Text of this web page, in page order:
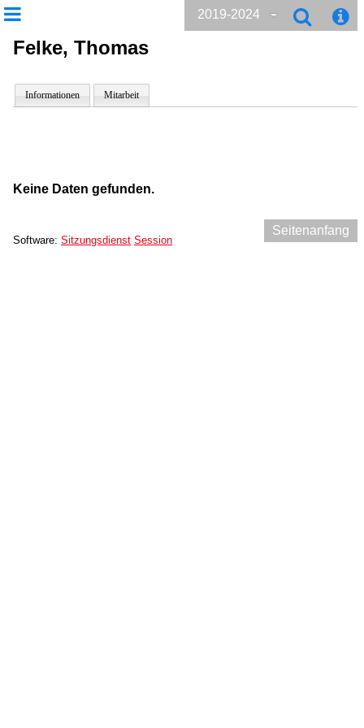
2019-2024
Felke, Thomas
Informationen Mitarbeit
Keine Daten gefunden.
Seitenanfang
Software: Sitzungsdienst Session